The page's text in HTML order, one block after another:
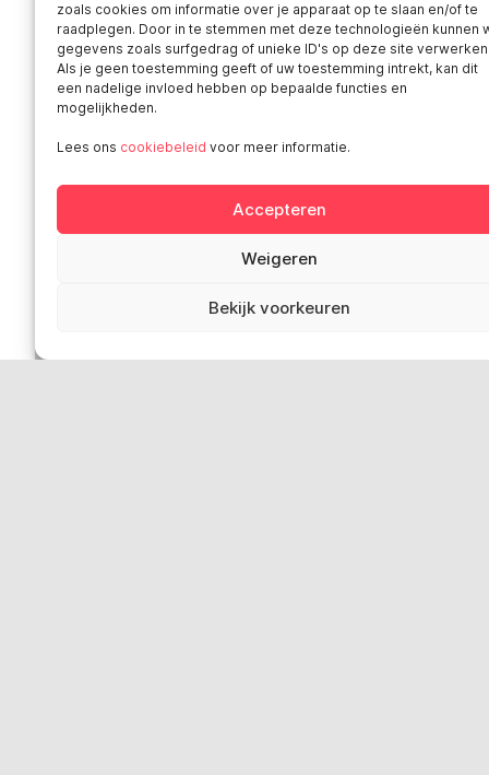
zoals cookies om informatie over je apparaat op te slaan en/of te
raadplegen. Door in te stemmen met deze technologieën kunnen
gegevens zoals surfgedrag of unieke ID's op deze site
Als je geen toestemming geeft of uw toestemming intrekt, kan dit
een nadelige invloed hebben op bepaalde functies en
mogelijkheden.
Lees ons cookiebeleid voor meer informatie.
Accepteren
Weigeren
Bekijk voorkeuren
Older news
Vacatures
Bemiddeling-Ombudsdienst